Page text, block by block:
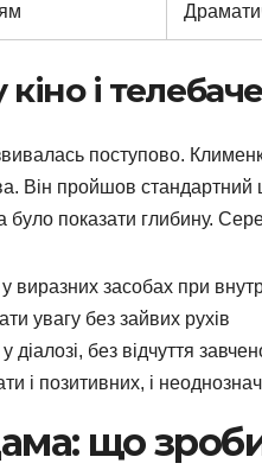
кіно і
поступово.
Він пройшов стандартний
показати глибину.
виразних засобах при
увагу без зайвих рухів
діалозі, без відчуття
і позитивних, і
що